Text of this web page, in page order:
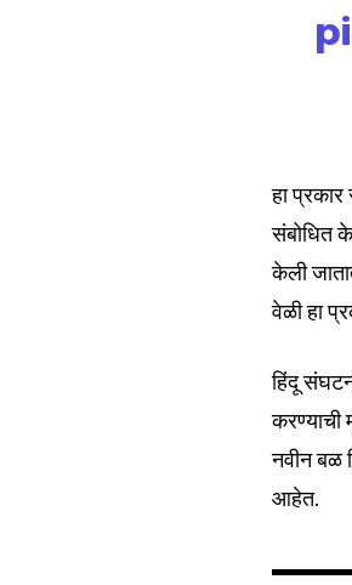
हा
संबोधित
केली
वेळी हा
हिंदू
करण्याची
नवीन बळ
आहेत.